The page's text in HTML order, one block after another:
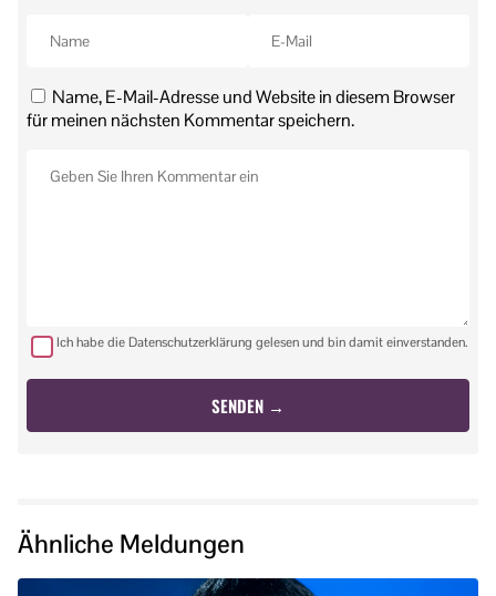
Name, E-Mail-Adresse und Website in diesem Browser
für meinen nächsten Kommentar speichern.
Ich habe die Datenschutzerklärung gelesen und bin damit einverstanden.
Ähnliche Meldungen